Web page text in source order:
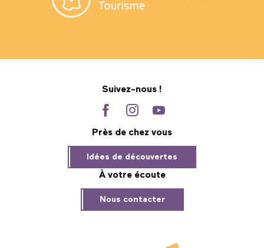
Suivez-nous !
Près de chez vous
Idées de découvertes
À votre écoute
Nous contacter